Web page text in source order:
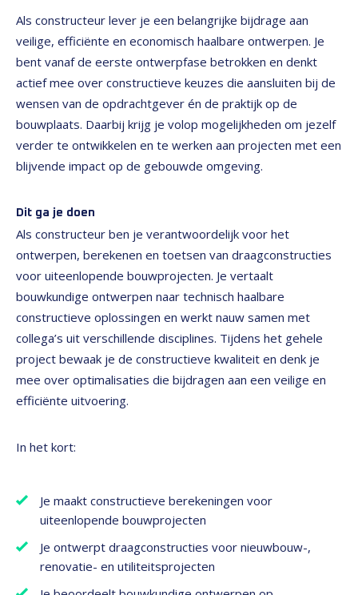
Als constructeur lever je een belangrijke bijdrage aan
veilige, efficiënte en economisch haalbare ontwerpen. Je
bent vanaf de eerste ontwerpfase betrokken en denkt
actief mee over constructieve keuzes die aansluiten bij de
wensen van de opdrachtgever én de praktijk op de
bouwplaats. Daarbij krijg je volop mogelijkheden om jezelf
verder te ontwikkelen en te werken aan projecten met een
blijvende impact op de gebouwde omgeving.
Dit ga je doen
Als constructeur ben je verantwoordelijk voor het
ontwerpen, berekenen en toetsen van draagconstructies
voor uiteenlopende bouwprojecten. Je vertaalt
bouwkundige ontwerpen naar technisch haalbare
constructieve oplossingen en werkt nauw samen met
collega’s uit verschillende disciplines. Tijdens het gehele
project bewaak je de constructieve kwaliteit en denk je
mee over optimalisaties die bijdragen aan een veilige en
efficiënte uitvoering.
In het kort:
Je maakt constructieve berekeningen voor
uiteenlopende bouwprojecten
Je ontwerpt draagconstructies voor nieuwbouw-,
renovatie- en utiliteitsprojecten